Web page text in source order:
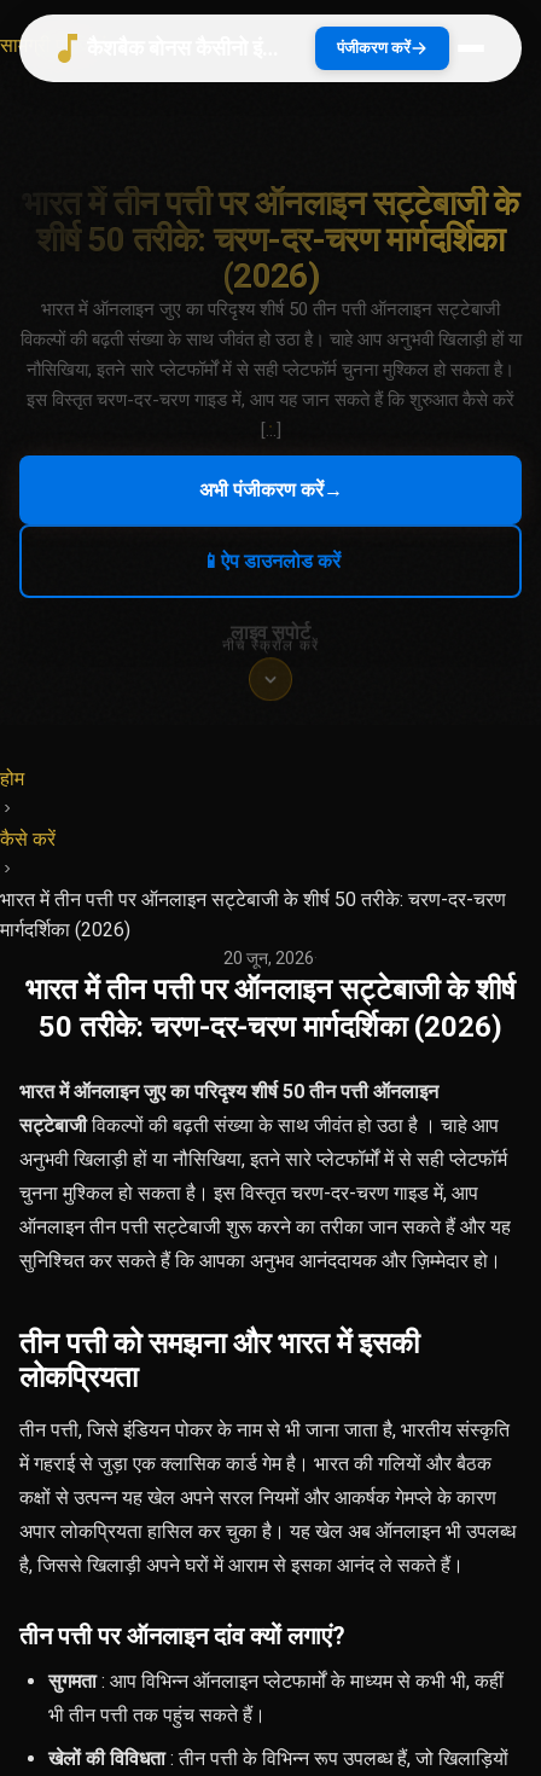
सामग्री पर जाएं पंजीकरण करें
भारत में तीन पत्ती पर ऑनलाइन सट्टेबाजी के
शीर्ष 50 तरीके: चरण-दर-चरण मार्गदर्शिका
(2026)
भारत में ऑनलाइन जुए का परिदृश्य शीर्ष 50 तीन पत्ती ऑनलाइन सट्टेबाजी
विकल्पों की बढ़ती संख्या के साथ जीवंत हो उठा है। चाहे आप अनुभवी खिलाड़ी हों या
नौसिखिया, इतने सारे प्लेटफॉर्मों में से सही प्लेटफॉर्म चुनना मुश्किल हो सकता है।
इस विस्तृत चरण-दर-चरण गाइड में, आप यह जान सकते हैं कि शुरुआत कैसे करें
[…]
अभी पंजीकरण करें→
📱ऐप डाउनलोड करें
लाइव सपोर्ट
नीचे स्क्रॉल करें
होम
कैसे करें
भारत में तीन पत्ती पर ऑनलाइन सट्टेबाजी के शीर्ष 50 तरीके: चरण-दर-चरण
मार्गदर्शिका (2026)
20 जून, 2026·
भारत में तीन पत्ती पर ऑनलाइन सट्टेबाजी के शीर्ष
50 तरीके: चरण-दर-चरण मार्गदर्शिका (2026)
भारत में ऑनलाइन जुए का परिदृश्य शीर्ष 50 तीन पत्ती ऑनलाइन
सट्टेबाजीविकल्पों की बढ़ती संख्या के साथ जीवंत हो उठा है । चाहे आप
अनुभवी खिलाड़ी हों या नौसिखिया, इतने सारे प्लेटफॉर्मों में से सही प्लेटफॉर्म
चुनना मुश्किल हो सकता है। इस विस्तृत चरण-दर-चरण गाइड में, आप
ऑनलाइन तीन पत्ती सट्टेबाजी शुरू करने का तरीका जान सकते हैं और यह
सुनिश्चित कर सकते हैं कि आपका अनुभव आनंददायक और ज़िम्मेदार हो।
तीन पत्ती को समझना और भारत में इसकी
लोकप्रियता
तीन पत्ती, जिसे इंडियन पोकर के नाम से भी जाना जाता है, भारतीय संस्कृति
में गहराई से जुड़ा एक क्लासिक कार्ड गेम है। भारत की गलियों और बैठक
कक्षों से उत्पन्न यह खेल अपने सरल नियमों और आकर्षक गेमप्ले के कारण
अपार लोकप्रियता हासिल कर चुका है। यह खेल अब ऑनलाइन भी उपलब्ध
है, जिससे खिलाड़ी अपने घरों में आराम से इसका आनंद ले सकते हैं।
तीन पत्ती पर ऑनलाइन दांव क्यों लगाएं?
सुगमता: आप विभिन्न ऑनलाइन प्लेटफार्मों के माध्यम से कभी भी, कहीं
भी तीन पत्ती तक पहुंच सकते हैं।
खेलों की विविधता: तीन पत्ती के विभिन्न रूप उपलब्ध हैं, जो खिलाड़ियों